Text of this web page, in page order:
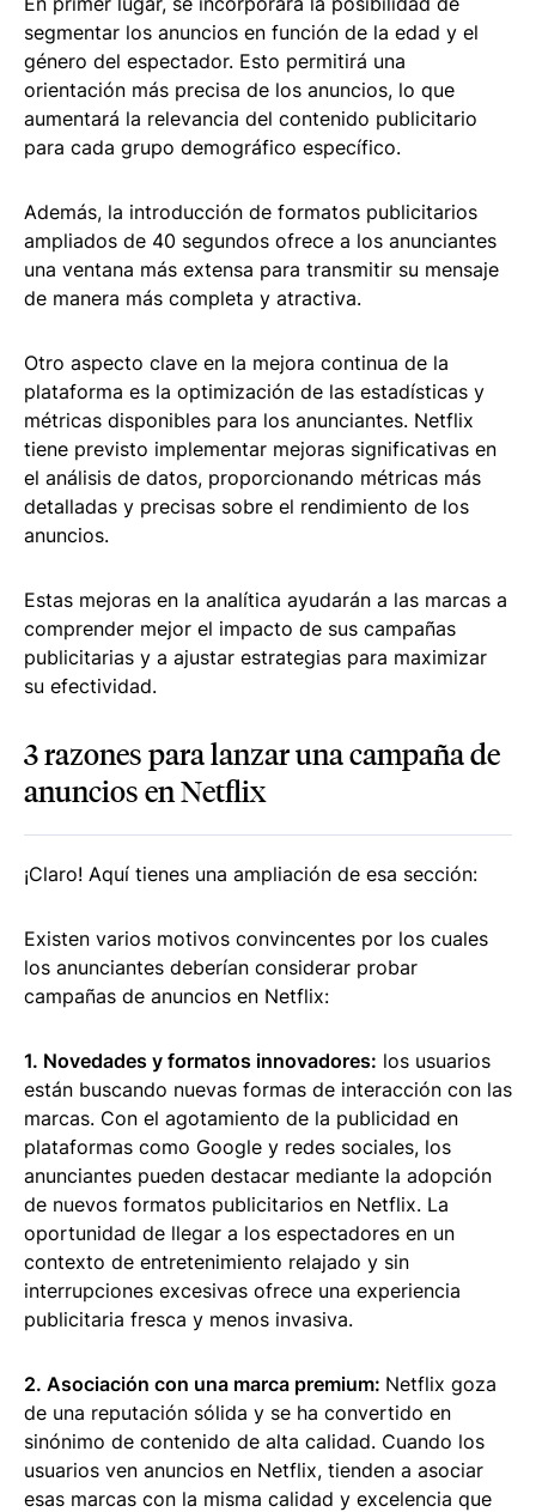
segmentar los anuncios en función de la edad y el
género del espectador. Esto permitirá una
orientación más precisa de los anuncios, lo que
aumentará la relevancia del contenido publicitario
para cada grupo demográfico específico.
Además, la introducción de formatos publicitarios
ampliados de 40 segundos ofrece a los anunciantes
una ventana más extensa para transmitir su mensaje
de manera más completa y atractiva.
Otro aspecto clave en la mejora continua de la
plataforma es la optimización de las estadísticas y
métricas disponibles para los anunciantes. Netflix
tiene previsto implementar mejoras significativas en
el análisis de datos, proporcionando métricas más
detalladas y precisas sobre el rendimiento de los
anuncios.
Estas mejoras en la analítica ayudarán a las marcas a
comprender mejor el impacto de sus campañas
publicitarias y a ajustar estrategias para maximizar
su efectividad.
3 razones para lanzar una campaña de
anuncios en Netflix
¡Claro! Aquí tienes una ampliación de esa sección:
Existen varios motivos convincentes por los cuales
los anunciantes deberían considerar probar
campañas de anuncios en Netflix:
1. Novedades y formatos innovadores: los usuarios
están buscando nuevas formas de interacción con las
marcas. Con el agotamiento de la publicidad en
plataformas como Google y redes sociales, los
anunciantes pueden destacar mediante la adopción
de nuevos formatos publicitarios en Netflix. La
oportunidad de llegar a los espectadores en un
contexto de entretenimiento relajado y sin
interrupciones excesivas ofrece una experiencia
publicitaria fresca y menos invasiva.
2. Asociación con una marca premium: Netflix goza
de una reputación sólida y se ha convertido en
sinónimo de contenido de alta calidad. Cuando los
usuarios ven anuncios en Netflix, tienden a asociar
esas marcas con la misma calidad y excelencia que